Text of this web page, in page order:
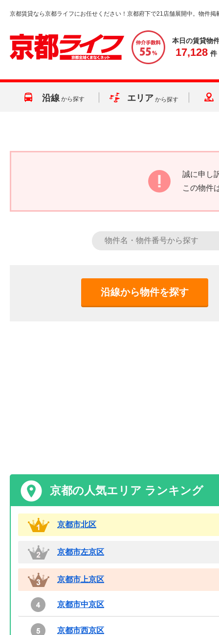
京都賃貸なら京都ライフにお任せください！京都府下で21店舗展開中。物件掲
本日の賃貸物
17,128 件
沿線 から探す エリア から探す
誠に申し
この物件
沿線から物件を探す
京都の人気エリア ランキング
京都市北区
京都市左京区
京都市上京区
京都市中京区
京都市西京区